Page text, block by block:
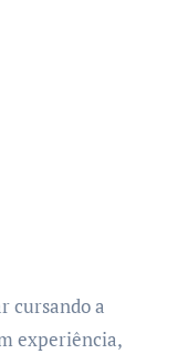
cursando a
experiência,